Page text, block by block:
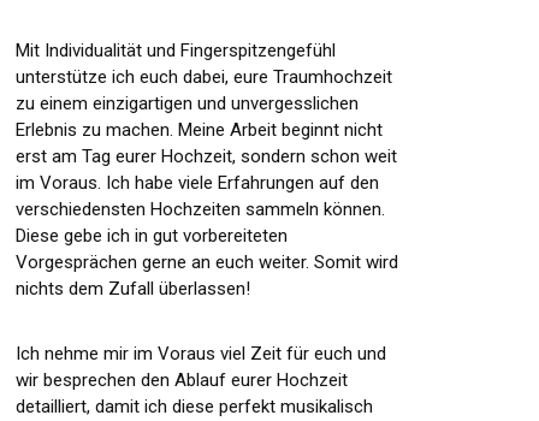
Mit Individualität und Fingerspitzengefühl
unterstütze ich euch dabei, eure Traumhochzeit
zu einem einzigartigen und unvergesslichen
Erlebnis zu machen. Meine Arbeit beginnt nicht
erst am Tag eurer Hochzeit, sondern schon weit
im Voraus. Ich habe viele Erfahrungen auf den
verschiedensten Hochzeiten sammeln können.
Diese gebe ich in gut vorbereiteten
Vorgesprächen gerne an euch weiter. Somit wird
nichts dem Zufall überlassen!
Ich nehme mir im Voraus viel Zeit für euch und
wir besprechen den Ablauf eurer Hochzeit
detailliert, damit ich diese perfekt musikalisch